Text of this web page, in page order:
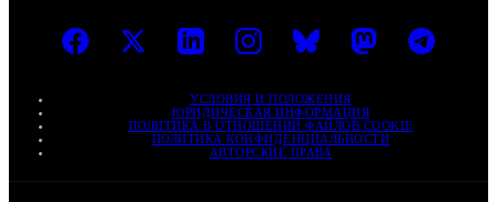
УСЛОВИЯ И ПОЛОЖЕНИЯ
ЮРИДИЧЕСКАЯ ИНФОРМАЦИЯ
ПОЛИТИКА В ОТНОШЕНИИ ФАЙЛОВ COOKIE
ПОЛИТИКА КОНФИДЕНЦИАЛЬНОСТИ
АВТОРСКИЕ ПРАВА